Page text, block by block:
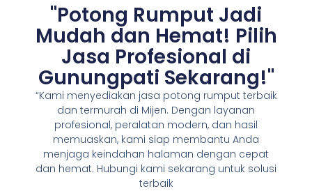
"Potong Rumput Jadi
Mudah dan Hemat! Pilih
Jasa Profesional di
Gunungpati Sekarang!"
“Kami menyediakan jasa potong rumput terbaik
dan termurah di Mijen. Dengan layanan
profesional, peralatan modern, dan hasil
memuaskan, kami siap membantu Anda
menjaga keindahan halaman dengan cepat
dan hemat. Hubungi kami sekarang untuk solusi
terbaik